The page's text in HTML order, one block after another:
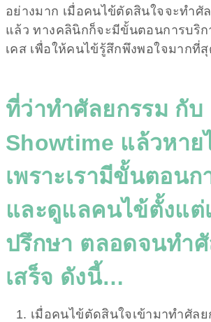
อย่างมาก เมื่อคนไข้ตัดสินใจจะทำศั
แล้ว ทางคลินิกก็จะมีขั้นตอนการบริ
เคส เพื่อให้คนไข้รู้สึกพึงพอใจมากที่
ที่ว่าทำศัลยกรรม กับ
Showtime แล้วหาย
เพราะเรามีขั้นตอนก
และดูแลคนไข้ตั้งแต่
ปรึกษา ตลอดจนทำ
เสร็จ ดังนี้…
เมื่อคนไข้ตัดสินใจเข้ามาทำศัล